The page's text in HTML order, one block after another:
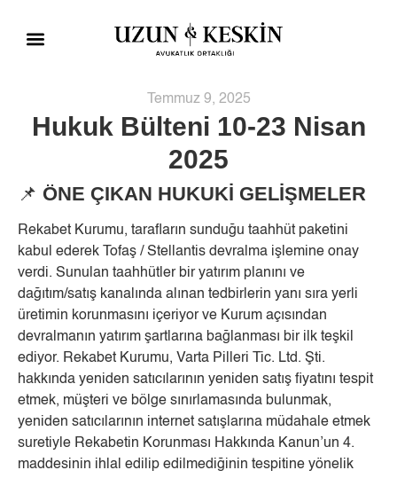
Temmuz 9, 2025
Hukuk Bülteni 10-23 Nisan
2025
📌 ÖNE ÇIKAN HUKUKİ GELİŞMELER
Rekabet Kurumu, tarafların sunduğu taahhüt paketini
kabul ederek Tofaş / Stellantis devralma işlemine onay
verdi. Sunulan taahhütler bir yatırım planını ve
dağıtım/satış kanalında alınan tedbirlerin yanı sıra yerli
üretimin korunmasını içeriyor ve Kurum açısından
devralmanın yatırım şartlarına bağlanması bir ilk teşkil
ediyor. Rekabet Kurumu, Varta Pilleri Tic. Ltd. Şti.
hakkında yeniden satıcılarının yeniden satış fiyatını tespit
etmek, müşteri ve bölge sınırlamasında bulunmak,
yeniden satıcılarının internet satışlarına müdahale etmek
suretiyle Rekabetin Korunması Hakkında Kanun’un 4.
maddesinin ihlal edilip edilmediğinin tespitine yönelik